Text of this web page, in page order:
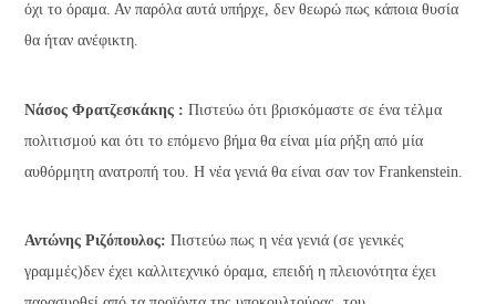
όχι το όραμα. Αν παρόλα αυτά υπήρχε, δεν θεωρώ πως κάποια θυσία
θα ήταν ανέφικτη.
Νάσος Φρατζεσκάκης : Πιστεύω ότι βρισκόμαστε σε ένα τέλμα
πολιτισμού και ότι το επόμενο βήμα θα είναι μία ρήξη από μία
αυθόρμητη ανατροπή του. Η νέα γενιά θα είναι σαν τον Frankenstein.
Αντώνης Ριζόπουλος: Πιστεύω πως η νέα γενιά (σε γενικές
γραμμές)δεν έχει καλλιτεχνικό όραμα, επειδή η πλειονότητα έχει